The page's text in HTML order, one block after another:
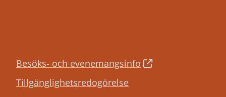
Besöks- och evenemangsinfo
Tillgänglighetsredogörelse